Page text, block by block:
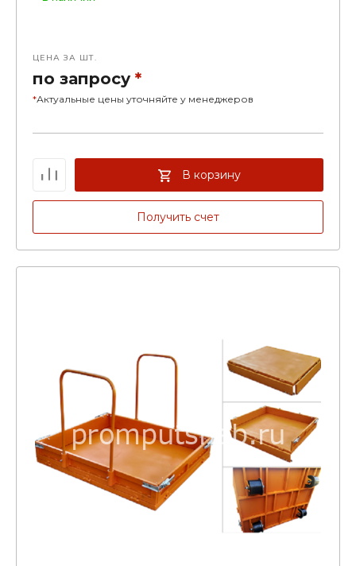
ЦЕНА ЗА ШТ.
по запросу *
*Актуальные цены уточняйте у менеджеров
Получить счет
В корзину